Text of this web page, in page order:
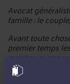
Avocat
famille : le
Avant toute
premier temps
montrer
inévitable ou
ou de perturber